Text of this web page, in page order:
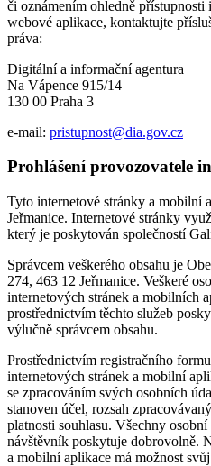
či oznámením ohledně přístupnosti
webové aplikace, kontaktujte
práva:
Digitální a informační agentura
Na Vápence 915/14
130 00 Praha 3
e-mail: pristupnost@dia.gov.cz
Prohlášení provozovatele
Tyto internetové stránky a mobilní
Jeřmanice. Internetové stránky
který je poskytován společností
Správcem veškerého obsahu je
274, 463 12 Jeřmanice. Veškeré
internetových stránek a mobilních
prostřednictvím těchto služeb
výlučně správcem obsahu.
Prostřednictvím registračního
internetových stránek a mobilní
se zpracováním svých osobních
stanoven účel, rozsah
platnosti souhlasu. Všechny
návštěvník poskytuje dobrovolně.
a mobilní aplikace má možnost